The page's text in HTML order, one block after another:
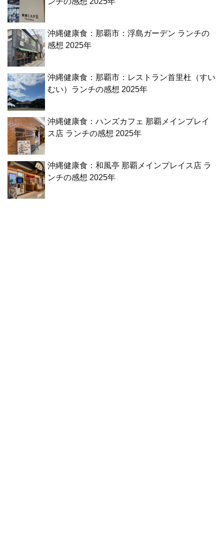
沖縄健康食：那覇市：浮島ガーデン ランチの
感想 2025年
沖縄健康食：那覇市：レストラン首里杜（すい
むい）ランチの感想 2025年
沖縄健康食：ハンズカフェ 那覇メインプレイ
ス店 ランチの感想 2025年
沖縄健康食：和風亭 那覇メインプレイス店 ラ
ンチの感想 2025年